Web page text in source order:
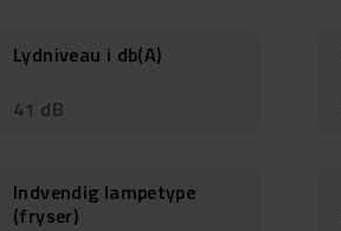
Lydniveau i db(A)
41 dB
Indvendig lampetype
(fryser)